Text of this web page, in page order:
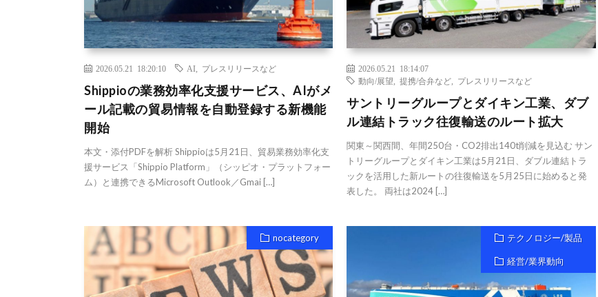
2026.05.21 18:20:10 AI プレスリリースなど
Shippioの業務効率化支援サービス、AIがメ
ール記載の貿易情報を自動登録する新機能
開始
本文・添付PDFを解析 Shippioは5月21日、貿易業務効率化支
援サービス「Shippio Platform」（シッピオ・プラットフォー
ム）と連携できるMicrosoft Outlook／Gmai […]
2026.05.21 18:14:07
動向/展望
,提携/合弁など プレスリリースなど
サントリーグループとダイキン工業、ダブ
ル連結トラック往復輸送のルート拡大
関東～関西間、年間250台・CO2排出140t削減を見込む サン
トリーグループとダイキン工業は5月21日、ダブル連結トラ
ックを活用した新ルートの往復輸送を5月25日に始めると発
表した。 両社は2024 […]
nocategory テクノロジー/製品
経営/業界動向